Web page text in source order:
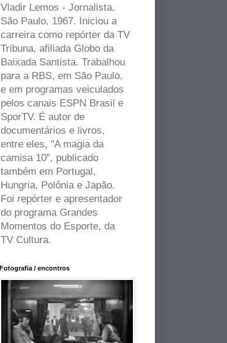
Vladir Lemos - Jornalista.
São Paulo, 1967. Iniciou a
carreira como repórter da TV
Tribuna, afiliada Globo da
Baixada Santista. Trabalhou
para a RBS, em São Paulo,
e em programas veiculados
pelos canais ESPN Brasil e
SporTV. É autor de
documentários e livros,
entre eles, "A magia da
camisa 10", publicado
também em Portugal,
Hungria, Polônia e Japão.
Foi repórter e apresentador
do programa Grandes
Momentos do Esporte, da
TV Cultura.
Fotografia / encontros